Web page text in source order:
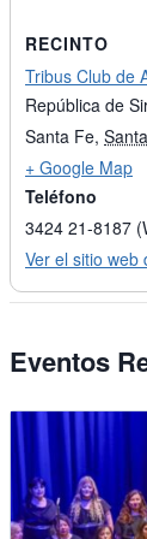
RECINTO
Tribus Club de
República de
Santa Fe,
+ Google Map
Teléfono
3424 21-8187
Ver el sitio web
Eventos